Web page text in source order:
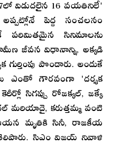
పెద్ద సంచలనం
పరిమితమైన సినిమాలను
జీవన విధానాన్ని, అక్కడి
గుర్తింపు పొందారు. అందుకే
ఎంతో గౌరవంగా 'దర్శక
సిగప్పు రోజక్కల్, జక్కే
మరియాదై, కరుత్తమ్మ వంటి
ఆయన మృతికి సినీ, రాజకీయ
తెలిపారు. సిఎం విజయ్ నివాళి